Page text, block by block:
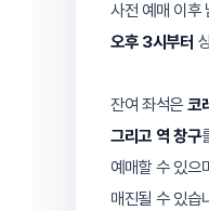
사전 예매 이후
오후 3시부터
잔여 좌석은 코
그리고 역 창구
예매할 수 있으
매진될 수 있습